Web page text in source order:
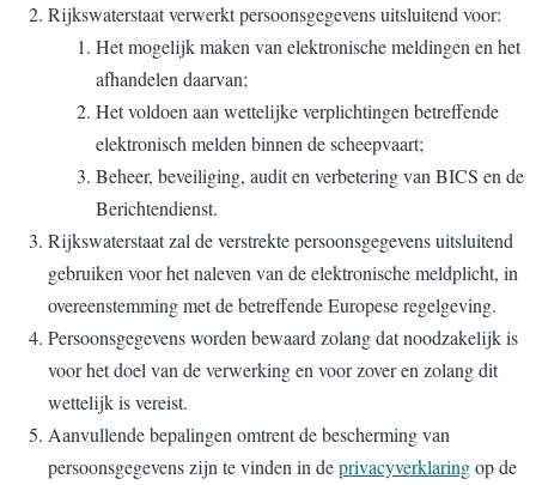
Rijkswaterstaat verwerkt persoonsgegevens uitsluitend voor:
Het mogelijk maken van elektronische meldingen en het
afhandelen daarvan;
Het voldoen aan wettelijke verplichtingen betreffende
elektronisch melden binnen de scheepvaart;
Beheer, beveiliging, audit en verbetering van BICS en de
Berichtendienst.
Rijkswaterstaat zal de verstrekte persoonsgegevens uitsluitend
gebruiken voor het naleven van de elektronische meldplicht, in
overeenstemming met de betreffende Europese regelgeving.
Persoonsgegevens worden bewaard zolang dat noodzakelijk is
voor het doel van de verwerking en voor zover en zolang dit
wettelijk is vereist.
Aanvullende bepalingen omtrent de bescherming van
persoonsgegevens zijn te vinden in deprivacyverklaringop de